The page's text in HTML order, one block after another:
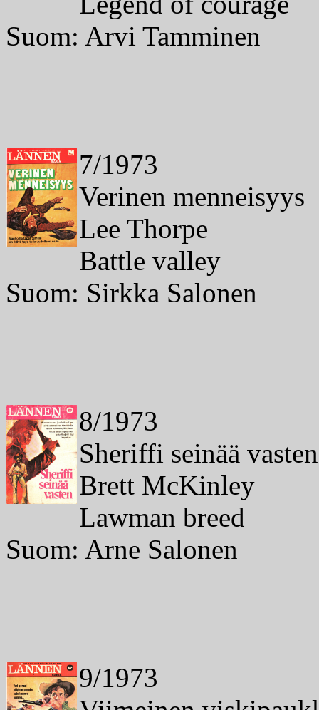
Suom: Arvi Tamminen
7/1973
Verinen menneisyys
Lee Thorpe
Battle valley
Suom: Sirkka Salonen
8/1973
Sheriffi seinää vasten
Brett McKinley
Lawman breed
Suom: Arne Salonen
9/1973